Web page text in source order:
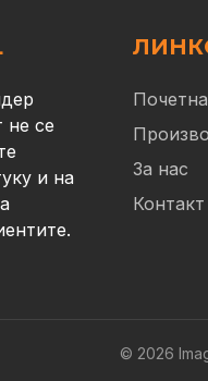
не се
и на
Почетна
За нас
Контакт
© 2026